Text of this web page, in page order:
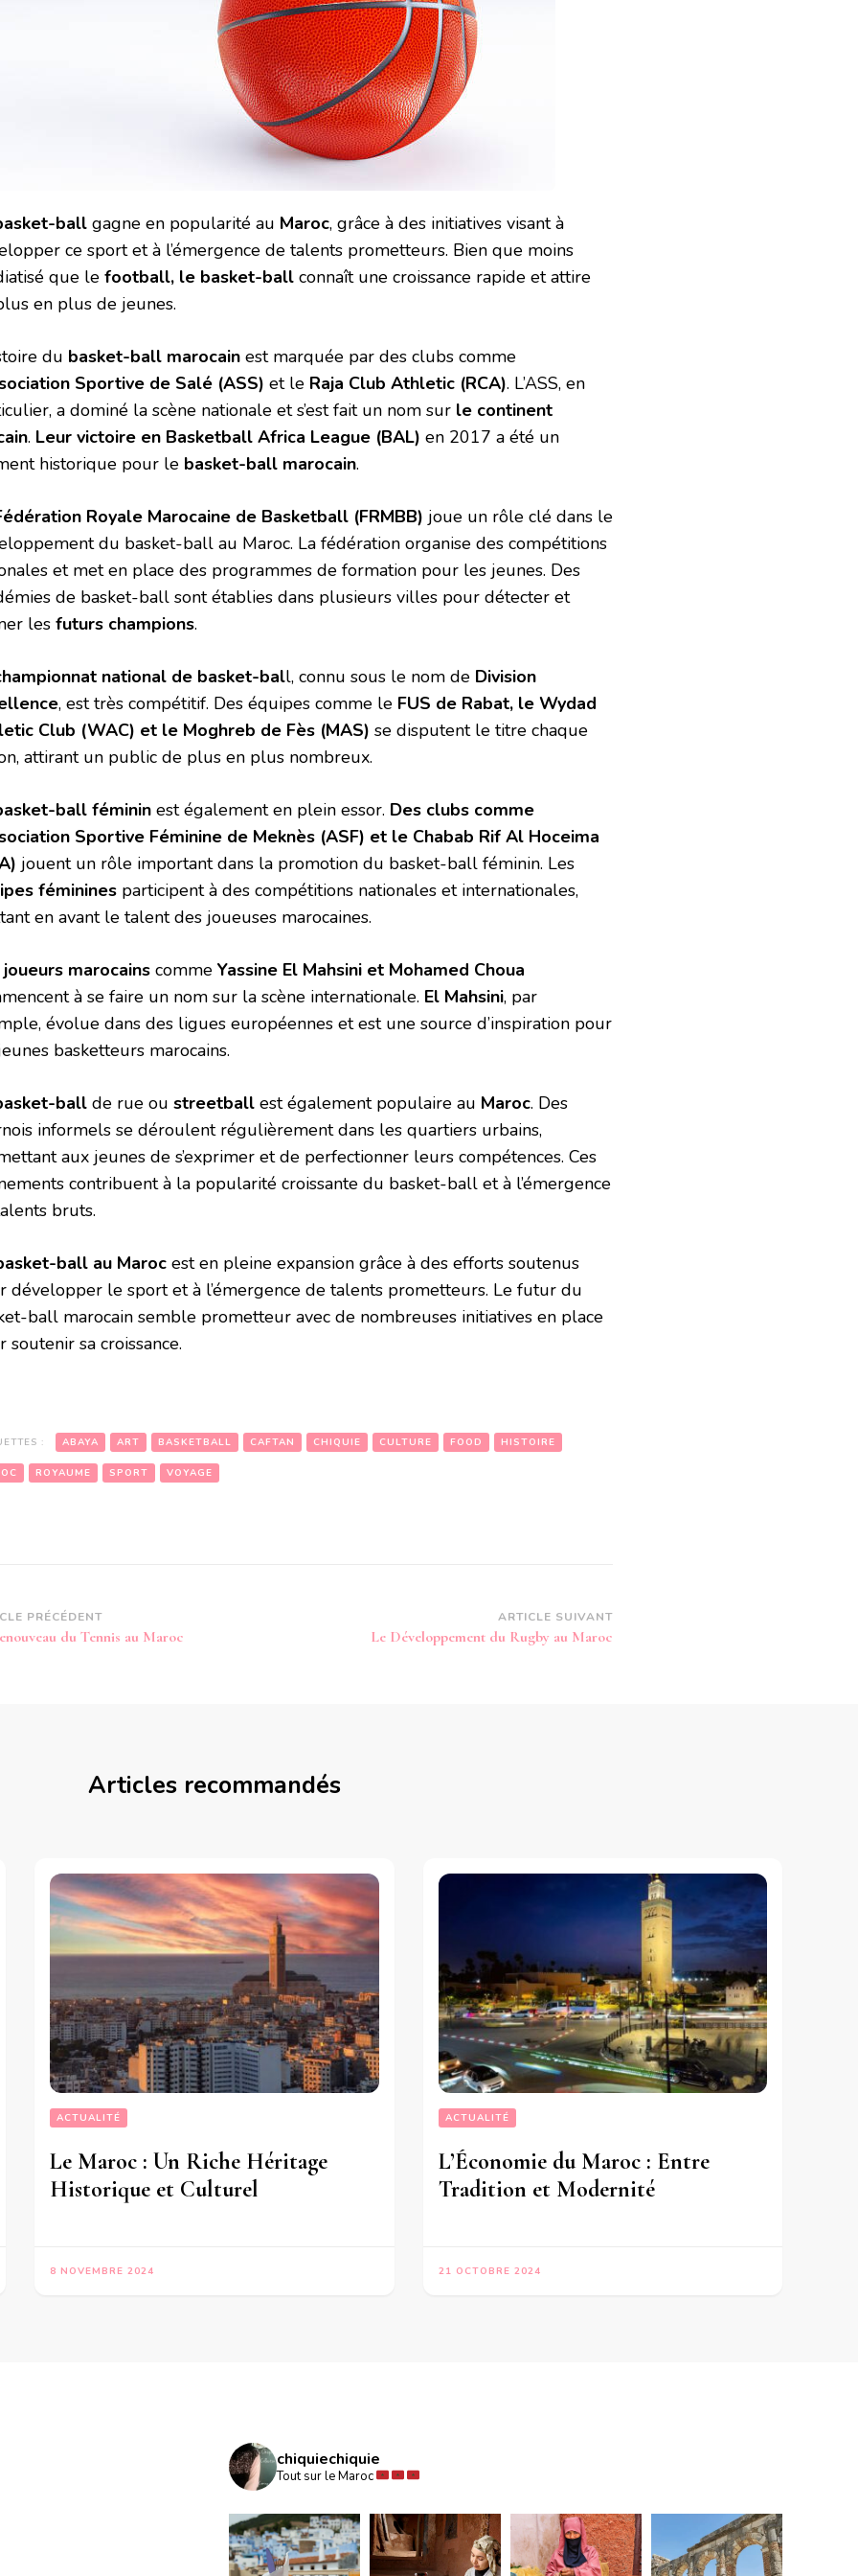
ball gagne en popularité au Maroc, grâce à des initiatives visant à
ce sport et à l’émergence de talents prometteurs. Bien que moins
que le football, le basket-ball connaît une croissance rapide et attire
en plus de jeunes.
du basket-ball marocain est marquée par des clubs comme
Sportive de Salé (ASS) et le Raja Club Athletic (RCA). L’ASS, en
a dominé la scène nationale et s’est fait un nom sur le continent
. Leur victoire en Basketball Africa League (BAL) en 2017 a été un
historique pour le basket-ball marocain.
Royale Marocaine de Basketball (FRMBB) joue un rôle clé dans le
du basket-ball au Maroc. La fédération organise des compétitions
et met en place des programmes de formation pour les jeunes. Des
de basket-ball sont établies dans plusieurs villes pour détecter et
les futurs champions.
national de basket-ball, connu sous le nom de Division
, est très compétitif. Des équipes comme le FUS de Rabat, le Wydad
Club (WAC) et le Moghreb de Fès (MAS) se disputent le titre chaque
attirant un public de plus en plus nombreux.
ball féminin est également en plein essor. Des clubs comme
Sportive Féminine de Meknès (ASF) et le Chabab Rif Al Hoceima
jouent un rôle important dans la promotion du basket-ball féminin. Les
féminines participent à des compétitions nationales et internationales,
en avant le talent des joueuses marocaines.
joueurs marocains comme Yassine El Mahsini et Mohamed Choua
à se faire un nom sur la scène internationale. El Mahsini, par
évolue dans des ligues européennes et est une source d’inspiration pour
basketteurs marocains.
ball de rue ou streetball est également populaire au Maroc. Des
informels se déroulent régulièrement dans les quartiers urbains,
aux jeunes de s’exprimer et de perfectionner leurs compétences. Ces
contribuent à la popularité croissante du basket-ball et à l’émergence
bruts.
ball au Maroc est en pleine expansion grâce à des efforts soutenus
développer le sport et à l’émergence de talents prometteurs. Le futur du
ball marocain semble prometteur avec de nombreuses initiatives en place
soutenir sa croissance.
: ABAYA ART BASKETBALL CAFTAN CHIQUIE CULTURE FOOD HISTOIRE
ROYAUME SPORT VOYAGE
PRÉCÉDENT
du Tennis au Maroc
ARTICLE SUIVANT
Le Développement du Rugby au Maroc
Articles recommandés
ACTUALITÉ
Le Maroc : Un Riche Héritage
Historique et Culturel
8 NOVEMBRE 2024
ACTUALITÉ
L’Économie du Maroc : Entre
Tradition et Modernité
21 OCTOBRE 2024
chiquiechiquie
Tout sur le Maroc